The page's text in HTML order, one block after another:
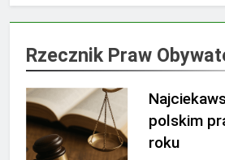
Rzecznik Praw
polskim
roku